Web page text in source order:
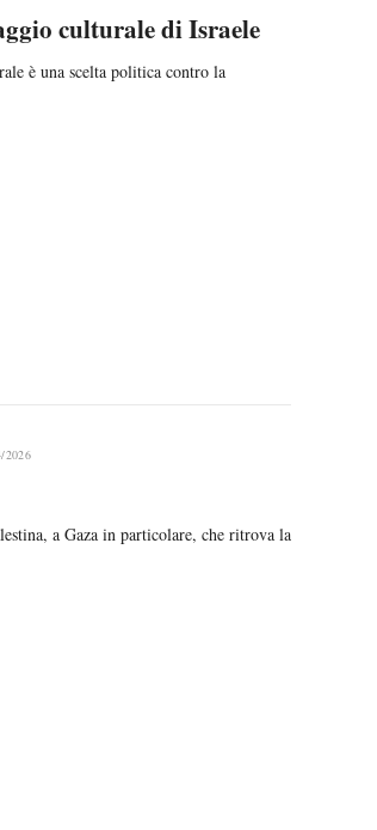
culturale di Israele
è una scelta politica contro la
2026
a Gaza in particolare, che ritrova la